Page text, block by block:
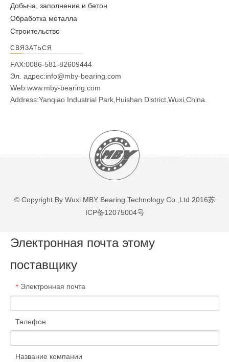
роликоподшипник серии
1 2 3 4 ... 769 »
Добыча, заполнение и бетон
Обработка металла
Строительство
СВЯЗАТЬСЯ
FAX:0086-581-82609444
Эл. адрес:info@mby-bearing.com
Web:www.mby-bearing.com
Address:Yanqiao Industrial Park,Huishan District,Wuxi,China.
© Copyright By Wuxi MBY Bearing Technology Co.,Ltd 2016苏
ICP备12075004号
Электронная почта этому
поставщику
* Электронная почта
Телефон
Название компании